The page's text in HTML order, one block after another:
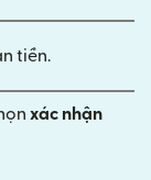
tiền.
xác nhận